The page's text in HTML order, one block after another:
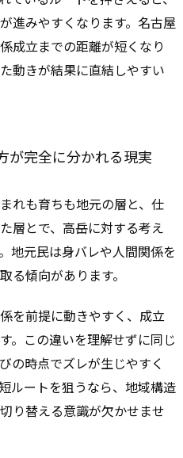
進みやすくなります。名古屋
成立までの距離が短くなり
動きが結果に直結しやすい
が完全に分かれる現実
れも育ちも地元の層と、仕
層とで、高岳に対する考え
地元民は身バレや人間関係を
る傾向があります。
を前提に動きやすく、成立
。この違いを理解せずに同じ
の時点でズレが生じやすく
ルートを狙うなら、地域構造
り替える意識が欠かせませ